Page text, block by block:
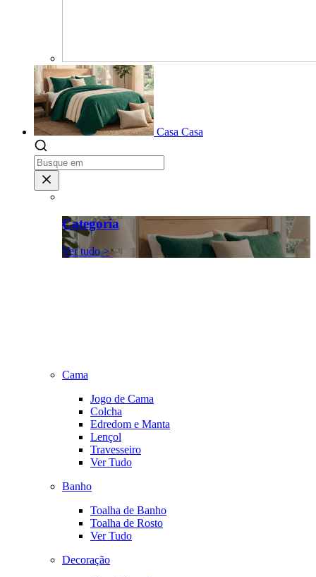
Casa Casa
Categoria
Ver tudo >
Cama
Jogo de Cama
Colcha
Edredom e Manta
Lençol
Travesseiro
Ver Tudo
Banho
Toalha de Banho
Toalha de Rosto
Ver Tudo
Decoração